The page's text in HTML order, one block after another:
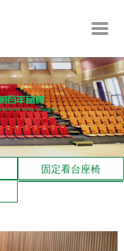
固定看台座椅